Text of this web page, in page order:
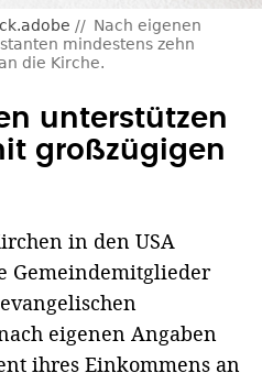
Nach eigenen
mindestens zehn
die Kirche.
unterstützen
großzügigen
in den USA
Gemeindemitglieder
eigenen Angaben
ihres Einkommens an